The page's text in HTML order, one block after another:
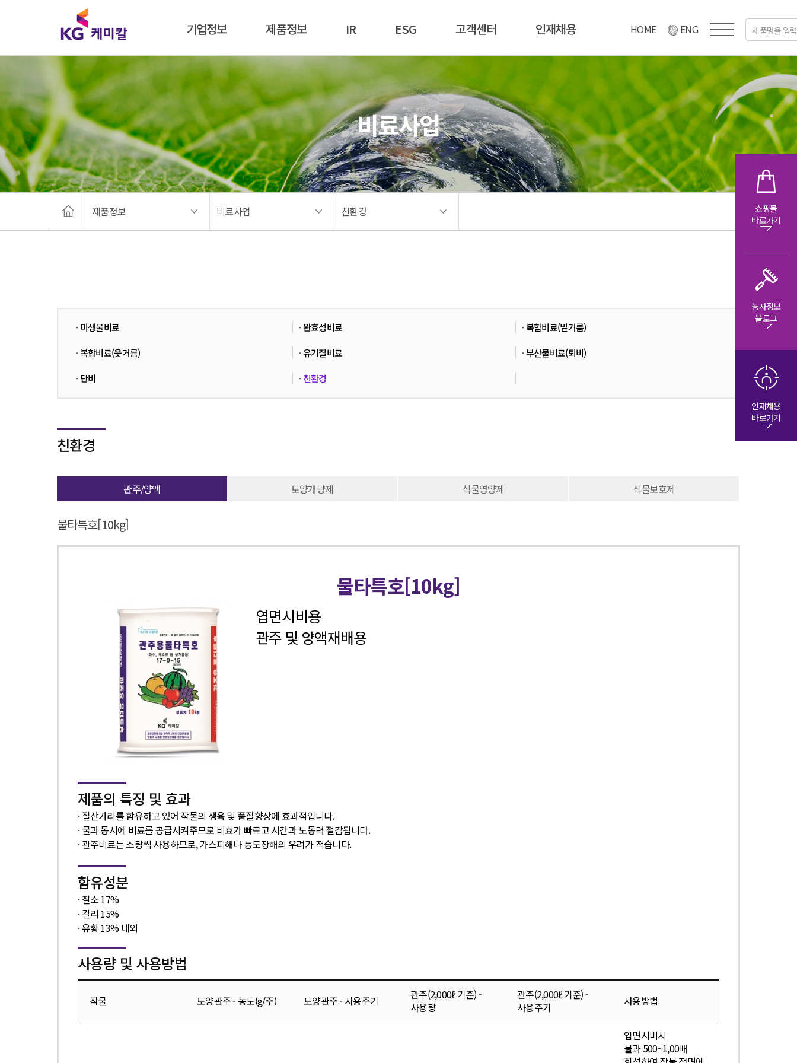
기업정보 제품정보 IR ESG 고객센터 인재채용 HOME ENG
쇼핑몰
바로가기
농사정보
블로그
인재채용
바로가기
비료사업
제품정보 비료사업 친환경
· 미생물비료 ·완효성비료 · 복합비료(밑거름)
· 복합비료(웃거름) ·유기질비료 ·부산물비료(퇴비)
· 단비 · 친환경
친환경
관주/양액 토양개량제 식물영양제 식물보호제
물타특호[10kg]
물타특호[10kg]
엽면시비용
관주 및 양액재배용
제품의 특징 및 효과
· 질산가리를 함유하고 있어 작물의 생육 및 품질향상에 효과적입니다.
· 물과 동시에 비료를 공급시켜주므로 비효가 빠르고 시간과 노동력 절감됩니다.
· 관주비료는 소량씩 사용하므로, 가스피해나 농도장해의 우려가 적습니다.
함유성분
· 질소 17%
· 칼리 15%
· 유황 13% 내외
사용량 및 사용방법
작물 토양관주 - 농도(g/주) 토양관주 - 사용주기
관주(2,000ℓ 기준) -
사용량
관주(2,000ℓ 기준) -
사용주기
사용방법
엽면시비시
물과 500~1,00배